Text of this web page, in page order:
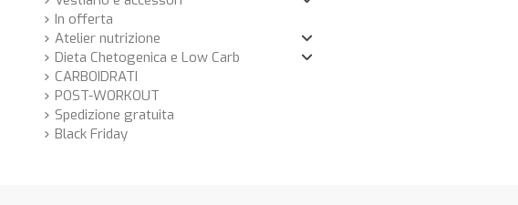
In offerta
Atelier nutrizione
Dieta Chetogenica e Low Carb
CARBOIDRATI
POST-WORKOUT
Spedizione gratuita
Black Friday